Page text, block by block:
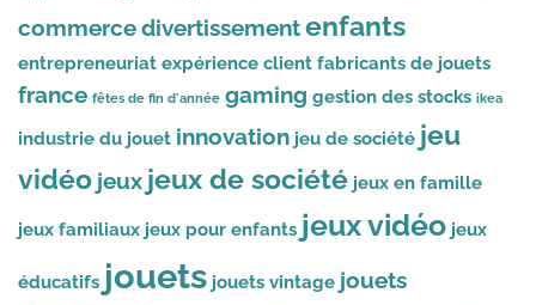
commercedivertissementenfants
entrepreneuriat expérience client fabricants de jouets
france fêtes de fin d'année gaming gestion des stocks ikea
industrie du jouet innovation jeu de société jeu
vidéo jeux jeux de société jeux en famille
jeux familiaux jeux pour enfants jeux vidéo jeux
éducatifs jouets jouets vintage jouets